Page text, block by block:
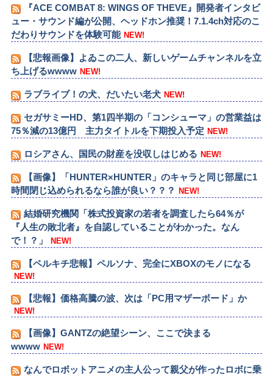
『ACE COMBAT 8: WINGS OF THEVE』開発者インタビ
ュー・サウンド編が公開、ヘッドホン推奨！7.1.4ch対応のこ
だわりサウンドを体験可能 NEW!
【悲報画像】よゐこの二人、新しいゲームチャンネルを立
ち上げるwwww NEW!
ラブライブ！の犬、だいたい老犬 NEW!
セガサミーHD、第1四半期の「コンシューマ」の営業益は
75％減の13億円 主力タイトルを下期投入予定 NEW!
ロシアさん、国民の財産を没収しはじめる NEW!
【画像】「HUNTER×HUNTER」のキャラと同じ部屋に1
時間閉じ込められるなら誰が良い？？？
NEW!
結婚研究機関「株式投資家の若者を調査したら64％が
『人生の敗北者』を自認していることがわかった。なん
で！？」
NEW!
【ペルキチ悲報】ペルソナ、完全にXBOXのモノになる
NEW!
【悲報】価格高騰の波、次は「PC用マザーボード」か
NEW!
【画像】GANTZの絶望シーン、ここで決まる
wwww NEW!
なんでロボットアニメの主人公って親父が作ったロボに乗